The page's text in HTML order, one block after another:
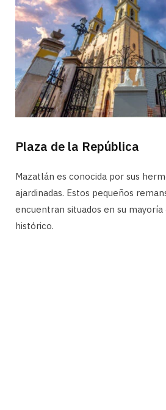
Plaza de la República
Mazatlán es conocida por sus
ajardinadas. Estos pequeños
encuentran situados en su
histórico.